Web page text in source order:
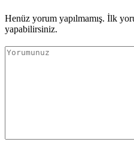
Henüz yorum yapılmamış. İlk
yapabilirsiniz.